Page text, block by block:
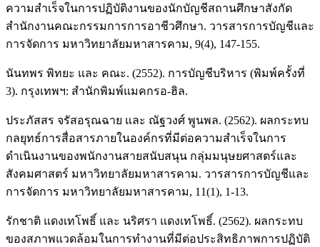
ความสำเร็จในการปฏิบัติงานของนักบัญชีสถานศึกษาสังกัด
สำนักงานคณะกรรมการการอาชีวศึกษา. วารสารการบัญชีและ
การจัดการ มหาวิทยาลัยมหาสารคาม, 9(4), 147-155.
นันทพร พิทยะ และ คณะ. (2552). การบัญชีบริหาร (พิมพ์ครั้งที่
3). กรุงเทพฯ: สำนักพิมพ์แมคกรอ-ฮิล.
ประภัสสร จรัสอรุณฉาย และ ณัฐวงศ์ พูนพล. (2562). ผลกระทบ
กลยุทธ์การสื่อสารภายในองค์กรที่มีต่อความสำเร็จในการ
ดำเนินงานของพนักงานสายสนับสนุน กลุ่มมนุษยศาสตร์และ
สังคมศาสตร์ มหาวิทยาลัยมหาสารคาม. วารสารการบัญชีและ
การจัดการ มหาวิทยาลัยมหาสารคาม, 11(1), 1-13.
รักชาติ แดงเทโพธิ์ และ นริศรา แดงเทโพธิ์. (2562). ผลกระทบ
ของสภาพแวดล้อมในการทำงานที่มีต่อประสิทธิภาพการปฏิบัติ